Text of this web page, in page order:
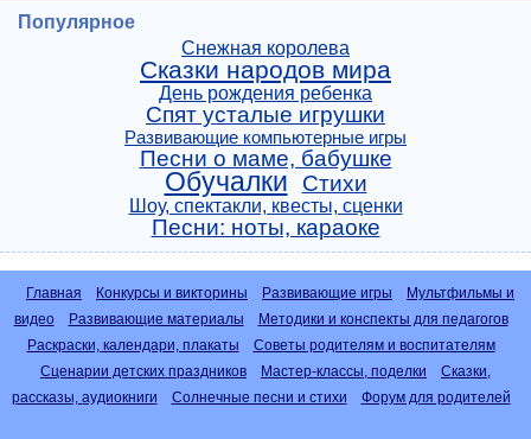
Популярное
Снежная королева
Сказки народов мира
День рождения ребенка
Спят усталые игрушки
Развивающие компьютерные игры
Песни о маме, бабушке
Обучалки Стихи
Шоу, спектакли, квесты, сценки
Песни: ноты, караоке
Главная Конкурсы и викторины Развивающие игры
Мультфильмы и
видео
Развивающие материалы
Методики и конспекты для педагогов
Раскраски, календари, плакаты
Советы родителям и воспитателям
Сценарии детских праздников
Мастер-классы, поделки
Сказки,
рассказы, аудиокниги
Солнечные песни и стихи Форум для родителей